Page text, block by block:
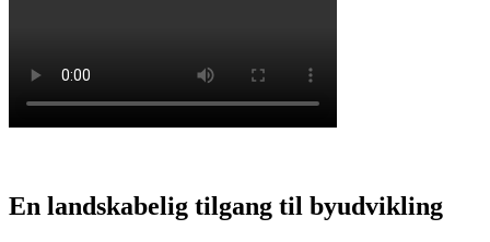
En landskabelig tilgang til byudvikling